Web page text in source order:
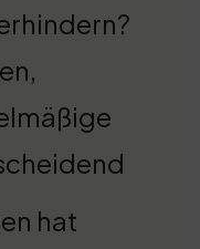
hat